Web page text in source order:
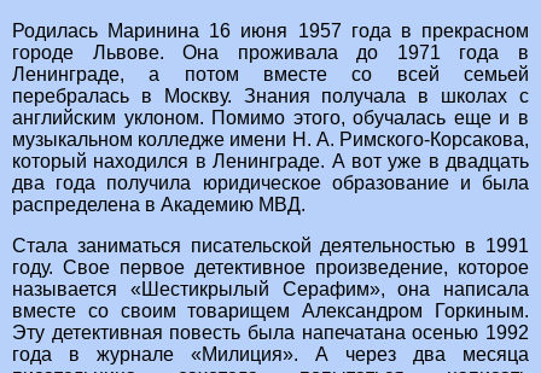
Родилась Маринина 16 июня 1957 года в прекрасном
городе Львове. Она проживала до 1971 года в
Ленинграде, а потом вместе со всей семьей
перебралась в Москву. Знания получала в школах с
английским уклоном. Помимо этого, обучалась еще и в
музыкальном колледже имени Н. А. Римского-Корсакова,
который находился в Ленинграде. А вот уже в двадцать
два года получила юридическое образование и была
распределена в Академию МВД.
Стала заниматься писательской деятельностью в 1991
году. Свое первое детективное произведение, которое
называется «Шестикрылый Серафим», она написала
вместе со своим товарищем Александром Горкиным.
Эту детективная повесть была напечатана осенью 1992
года в журнале «Милиция». А через два месяца